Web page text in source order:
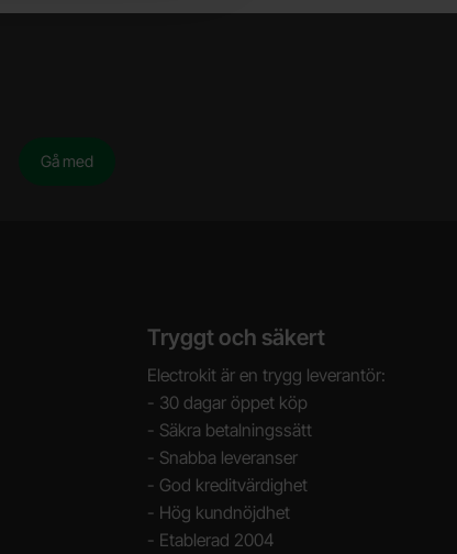
Tryggt och säkert
Electrokit är en trygg leverantör:
- 30 dagar öppet köp
- Säkra betalningssätt
- Snabba leveranser
- God kreditvärdighet
- Hög kundnöjdhet
- Etablerad 2004